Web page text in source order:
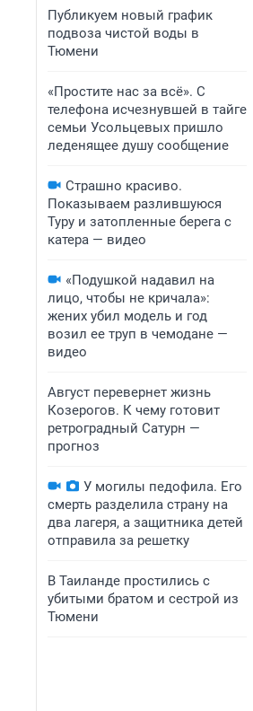
Публикуем новый график
подвоза чистой воды в
Тюмени
«Простите нас за всё». С
телефона исчезнувшей в тайге
семьи Усольцевых пришло
леденящее душу сообщение
Страшно красиво.
Показываем разлившуюся
Туру и затопленные берега с
катера — видео
«Подушкой надавил на
лицо, чтобы не кричала»:
жених убил модель и год
возил ее труп в чемодане —
видео
Август перевернет жизнь
Козерогов. К чему готовит
ретроградный Сатурн —
прогноз
У могилы педофила. Его
смерть разделила страну на
два лагеря, а защитника детей
отправила за решетку
В Таиланде простились с
убитыми братом и сестрой из
Тюмени